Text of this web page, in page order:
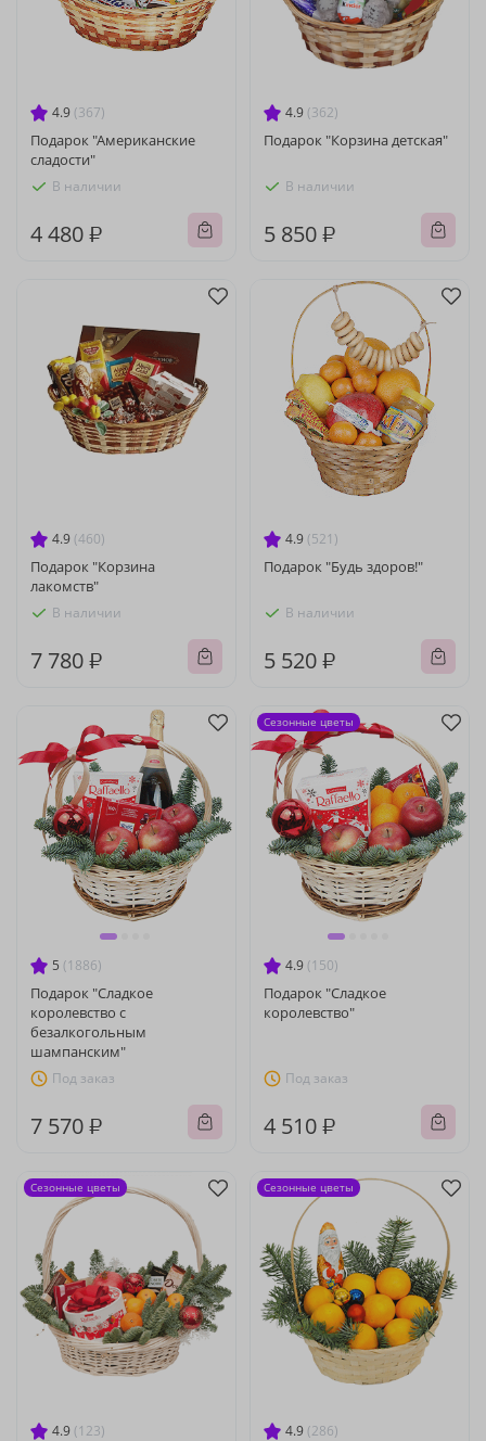
4.9 (367)
Подарок "Американские
сладости"
В наличии
4 480 ₽
4.9 (362)
Подарок "Корзина детская"
В наличии
5 850 ₽
4.9 (460)
Подарок "Корзина
лакомств"
В наличии
7 780 ₽
4.9 (521)
Подарок "Будь здоров!"
В наличии
5 520 ₽
5 (1886)
Подарок "Сладкое
королевство с
безалкогольным
шампанским"
Под заказ
7 570 ₽
4.9 (150)
Подарок "Сладкое
королевство"
Под заказ
4 510 ₽
Сезонные цветы
4.9 (123)
Сезонные цветы
4.9 (286)
Сезонные цветы